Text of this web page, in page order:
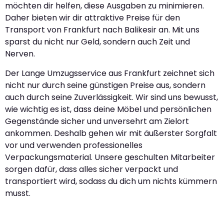
möchten dir helfen, diese Ausgaben zu minimieren.
Daher bieten wir dir attraktive Preise für den
Transport von Frankfurt nach Balikesir an. Mit uns
sparst du nicht nur Geld, sondern auch Zeit und
Nerven.
Der Lange Umzugsservice aus Frankfurt zeichnet sich
nicht nur durch seine günstigen Preise aus, sondern
auch durch seine Zuverlässigkeit. Wir sind uns bewusst,
wie wichtig es ist, dass deine Möbel und persönlichen
Gegenstände sicher und unversehrt am Zielort
ankommen. Deshalb gehen wir mit äußerster Sorgfalt
vor und verwenden professionelles
Verpackungsmaterial. Unsere geschulten Mitarbeiter
sorgen dafür, dass alles sicher verpackt und
transportiert wird, sodass du dich um nichts kümmern
musst.